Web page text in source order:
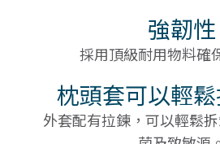
強韌性
採用頂級耐用物料確
枕頭套可以輕
外套配有拉鍊，可以輕鬆